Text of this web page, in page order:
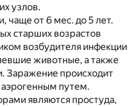
узлов.
чаще от 6 мес. до 5 лет.
старших возрастов
возбудителя инфекции
животные, а также
Заражение происходит
путем.
являются простуда,